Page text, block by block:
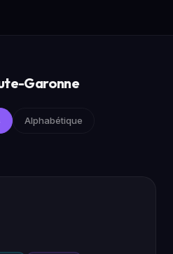
Garonne
Alphabétique